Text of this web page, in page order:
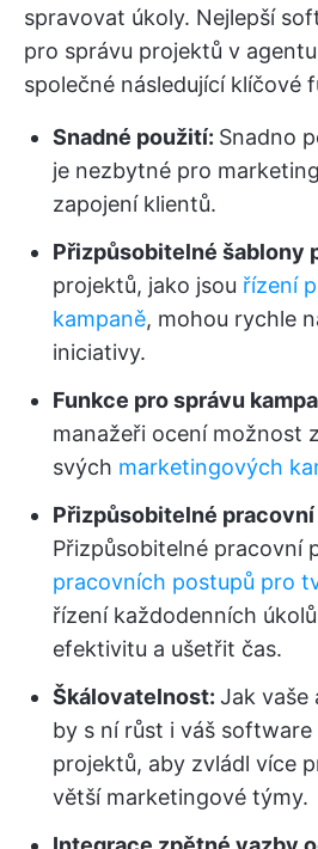
spravovat úkoly. Nejlepší
pro správu projektů v
společné následující klíčové
Snadné použití: Snadno
je nezbytné pro
zapojení klientů.
Přizpůsobitelné šablony
projektů, jako jsou řízení
kampaně, mohou rychle
iniciativy.
Funkce pro správu
manažeři ocení možnost
svých marketingových
Přizpůsobitelné
Přizpůsobitelné pracovní
pracovních postupů pro
řízení každodenních
efektivitu a ušetřit čas.
Škálovatelnost: Jak vaše
by s ní růst i váš software
projektů, aby zvládl více
větší marketingové týmy.